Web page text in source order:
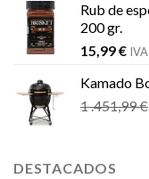
Rub de
200 gr.
15,99€
Kamado
1 .451,99€
DESTACADOS